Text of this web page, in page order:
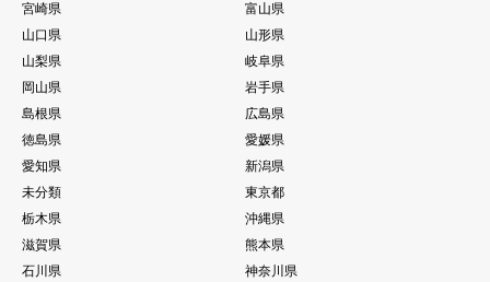
宮崎県
富山県
山口県
山形県
山梨県
岐阜県
岡山県
岩手県
島根県
広島県
徳島県
愛媛県
愛知県
新潟県
未分類
東京都
栃木県
沖縄県
滋賀県
熊本県
石川県
神奈川県